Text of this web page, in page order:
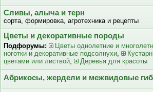
Сливы, алыча и терн
сорта, формировка, агротехника и рецепты
Цветы и декоративные породы
Подфорумы:
Цветы однолетние и
ноготки и декоративные подсолнухи,
цветами или листвой, Деревья для красоты
Абрикосы, жердели и межвидовые